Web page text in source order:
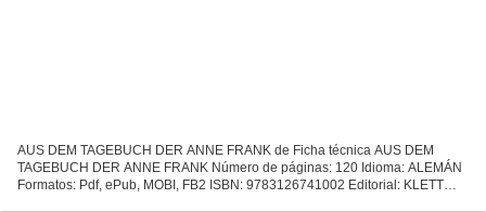
AUS DEM TAGEBUCH DER ANNE FRANK de Ficha técnica AUS DEM
TAGEBUCH DER ANNE FRANK Número de páginas: 120 Idioma: ALEMÁN
Formatos: Pdf, ePub, MOBI, FB2 ISBN: 9783126741002 Editorial: KLETT